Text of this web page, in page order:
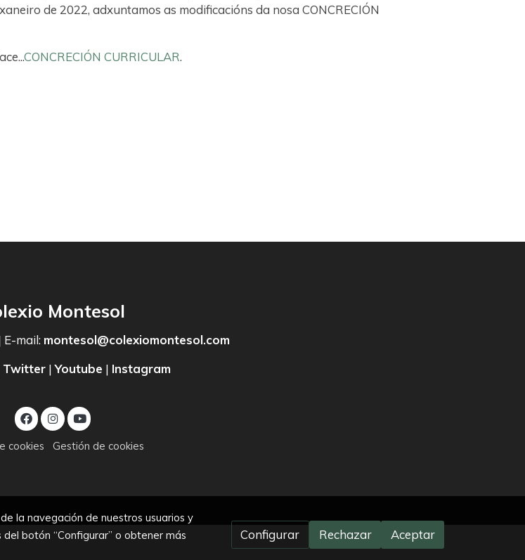
de 2022, adxuntamos as modificacións da nosa CONCRECIÓN
CONCRECIÓN CURRICULAR.
Montesol
E-mail: montesol@colexiomontesol.com
Twitter |Youtube | Instagram
cookies Gestión de cookies
la navegación de nuestros usuarios y
botón “Configurar” o obtener más
Configurar Rechazar Aceptar